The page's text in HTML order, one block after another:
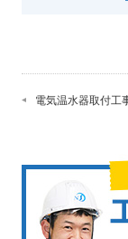
電気温水器取付